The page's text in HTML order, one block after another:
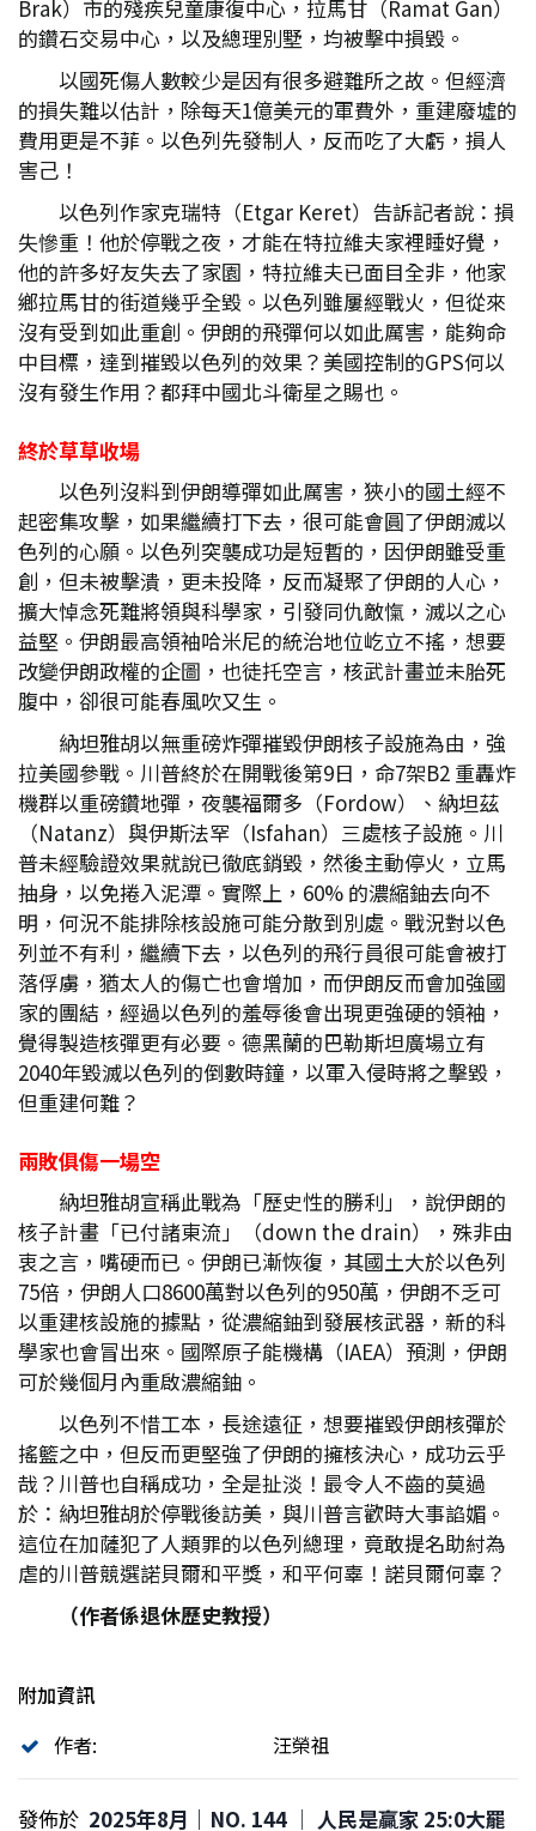
Brak）市的殘疾兒童康復中心，拉馬甘（Ramat Gan）
的鑽石交易中心，以及總理別墅，均被擊中損毀。
以國死傷人數較少是因有很多避難所之故。但經濟
的損失難以估計，除每天1億美元的軍費外，重建廢墟的
費用更是不菲。以色列先發制人，反而吃了大虧，損人
害己！
以色列作家克瑞特（Etgar Keret）告訴記者說：損
失慘重！他於停戰之夜，才能在特拉維夫家裡睡好覺，
他的許多好友失去了家園，特拉維夫已面目全非，他家
鄉拉馬甘的街道幾乎全毀。以色列雖屢經戰火，但從來
沒有受到如此重創。伊朗的飛彈何以如此厲害，能夠命
中目標，達到摧毀以色列的效果？美國控制的GPS何以
沒有發生作用？都拜中國北斗衛星之賜也。
終於草草收場
以色列沒料到伊朗導彈如此厲害，狹小的國土經不
起密集攻擊，如果繼續打下去，很可能會圓了伊朗滅以
色列的心願。以色列突襲成功是短暫的，因伊朗雖受重
創，但未被擊潰，更未投降，反而凝聚了伊朗的人心，
擴大悼念死難將領與科學家，引發同仇敵愾，滅以之心
益堅。伊朗最高領袖哈米尼的統治地位屹立不搖，想要
改變伊朗政權的企圖，也徒托空言，核武計畫並未胎死
腹中，卻很可能春風吹又生。
納坦雅胡以無重磅炸彈摧毀伊朗核子設施為由，強
拉美國參戰。川普終於在開戰後第9日，命7架B2 重轟炸
機群以重磅鑽地彈，夜襲福爾多（Fordow）、納坦茲
（Natanz）與伊斯法罕（Isfahan）三處核子設施。川
普未經驗證效果就說已徹底銷毀，然後主動停火，立馬
抽身，以免捲入泥潭。實際上，60% 的濃縮鈾去向不
明，何況不能排除核設施可能分散到別處。戰況對以色
列並不有利，繼續下去，以色列的飛行員很可能會被打
落俘虜，猶太人的傷亡也會增加，而伊朗反而會加強國
家的團結，經過以色列的羞辱後會出現更強硬的領袖，
覺得製造核彈更有必要。德黑蘭的巴勒斯坦廣場立有
2040年毀滅以色列的倒數時鐘，以軍入侵時將之擊毀，
但重建何難？
兩敗俱傷一場空
納坦雅胡宣稱此戰為「歷史性的勝利」，說伊朗的
核子計畫「已付諸東流」（down the drain），殊非由
衷之言，嘴硬而已。伊朗已漸恢復，其國土大於以色列
75倍，伊朗人口8600萬對以色列的950萬，伊朗不乏可
以重建核設施的據點，從濃縮鈾到發展核武器，新的科
學家也會冒出來。國際原子能機構（IAEA）預測，伊朗
可於幾個月內重啟濃縮鈾。
以色列不惜工本，長途遠征，想要摧毀伊朗核彈於
搖籃之中，但反而更堅強了伊朗的擁核決心，成功云乎
哉？川普也自稱成功，全是扯淡！最令人不齒的莫過
於：納坦雅胡於停戰後訪美，與川普言歡時大事諂媚。
這位在加薩犯了人類罪的以色列總理，竟敢提名助紂為
虐的川普競選諾貝爾和平獎，和平何辜！諾貝爾何辜？
（作者係退休歷史教授）
附加資訊
作者:
汪榮祖
發佈於 2025年8月｜NO. 144 │ 人民是贏家 25:0大罷